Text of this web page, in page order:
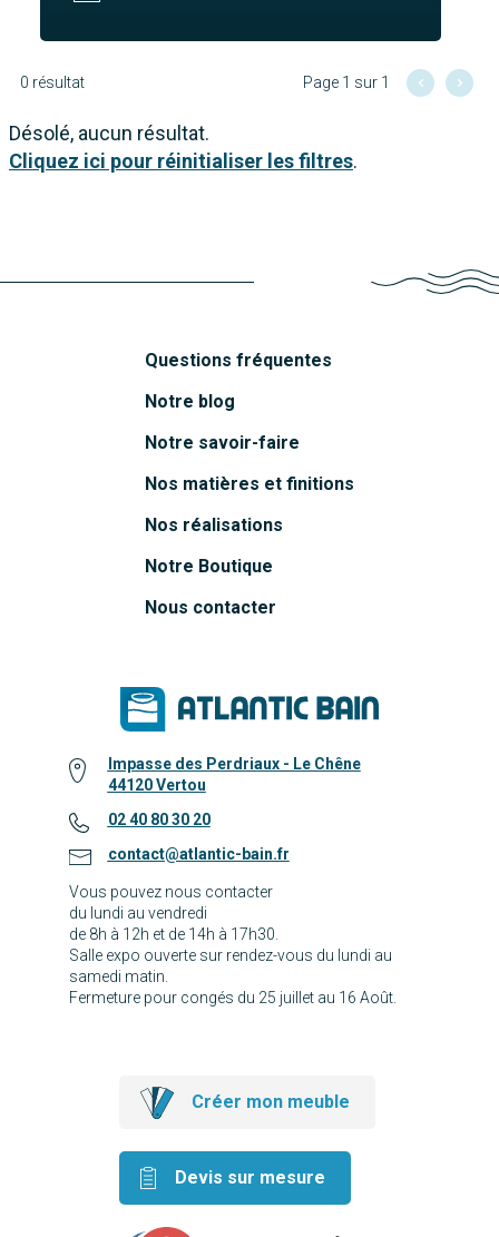
0 résultat Page 1 sur 1
Désolé, aucun résultat.
Cliquez ici pour réinitialiser les filtres.
Questions fréquentes
Notre blog
Notre savoir-faire
Nos matières et finitions
Nos réalisations
Notre Boutique
Nous contacter
Impasse des Perdriaux - Le Chêne
44120 Vertou
02 40 80 30 20
contact@atlantic-bain.fr
Vous pouvez nous contacter
du lundi au vendredi
de 8h à 12h et de 14h à 17h30.
Salle expo ouverte sur rendez-vous du lundi au
samedi matin.
Fermeture pour congés du 25 juillet au 16 Août.
Créer mon meuble
Devis sur mesure